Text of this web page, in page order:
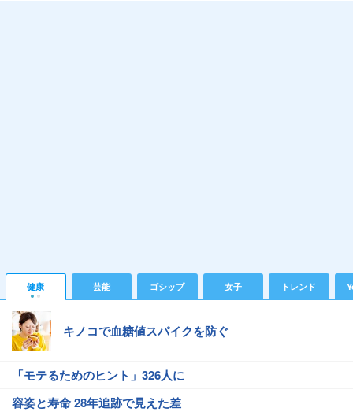
健康 芸能 ゴシップ 女子 トレンド
キノコで血糖値スパイクを防ぐ
「モテるためのヒント」326人に
容姿と寿命 28年追跡で見えた差